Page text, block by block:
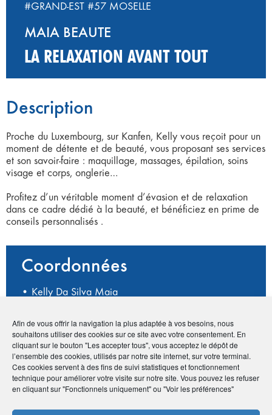
Afin de vous offrir la navigation la plus adaptée à vos besoins, nous
souhaitons utiliser des cookies sur ce site avec votre consentement. En
cliquant sur le bouton "Les accepter tous", vous acceptez le dépôt de
l’ensemble des cookies, utilisés par notre site internet, sur votre terminal.
Ces cookies servent à des fins de suivi statistiques et fonctionnement
technique pour améliorer votre visite sur notre site. Vous pouvez les refuser
en cliquant sur "Fonctionnels uniquement" ou "Voir les préférences"
#GRAND-EST #57 MOSELLE
MAIA BEAUTE
LA RELAXATION AVANT TOUT
Description
Proche du Luxembourg, sur Kanfen, Kelly vous reçoit pour un
moment de détente et de beauté, vous proposant ses services
et son savoir-faire : maquillage, massages, épilation, soins
visage et corps, onglerie…
Profitez d’un véritable moment d’évasion et de relaxation
dans ce cadre dédié à la beauté, et bénéficiez en prime de
conseils personnalisés .
Coordonnées
• Kelly Da Silva Maia
• 06 22 30 84 22
•institut.maiak@gmail.com
•http://institutdebeaute-maia.fr/accueil.html
Publié le :3 décembre 2020